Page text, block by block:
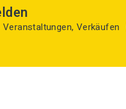
Verkäufen